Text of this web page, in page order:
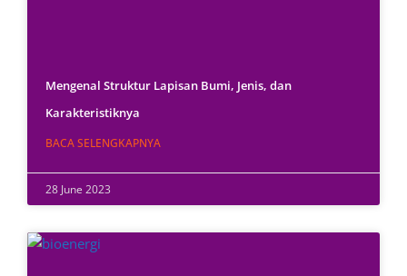
Mengenal Struktur Lapisan Bumi, Jenis, dan
Karakteristiknya
BACA SELENGKAPNYA
28 June 2023